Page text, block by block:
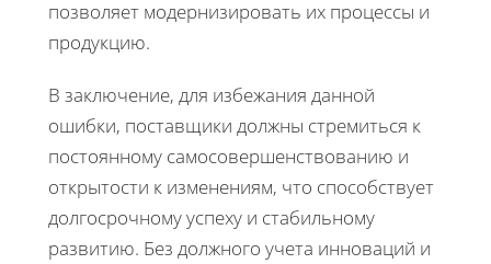
позволяет модернизировать их процессы и
продукцию.
В заключение, для избежания данной
ошибки, поставщики должны стремиться к
постоянному самосовершенствованию и
открытости к изменениям, что способствует
долгосрочному успеху и стабильному
развитию. Без должного учета инноваций и